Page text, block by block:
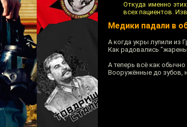
Откуда именно
всех пациентов.
Медики падали в
А когда укры лупили из
Как радовались
А теперь всё как
Вооружённые до зубов,